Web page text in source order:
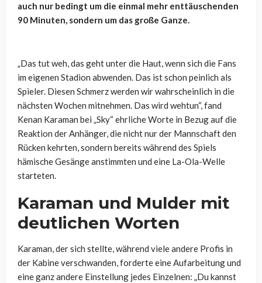
auch nur bedingt um die einmal mehr enttäuschenden
90 Minuten, sondern um das große Ganze.
„Das tut weh, das geht unter die Haut, wenn sich die Fans
im eigenen Stadion abwenden. Das ist schon peinlich als
Spieler. Diesen Schmerz werden wir wahrscheinlich in die
nächsten Wochen mitnehmen. Das wird wehtun“, fand
Kenan Karaman bei „Sky“ ehrliche Worte in Bezug auf die
Reaktion der Anhänger, die nicht nur der Mannschaft den
Rücken kehrten, sondern bereits während des Spiels
hämische Gesänge anstimmten und eine La-Ola-Welle
starteten.
Karaman und Mulder mit
deutlichen Worten
Karaman, der sich stellte, während viele andere Profis in
der Kabine verschwanden, forderte eine Aufarbeitung und
eine ganz andere Einstellung jedes Einzelnen: „Du kannst